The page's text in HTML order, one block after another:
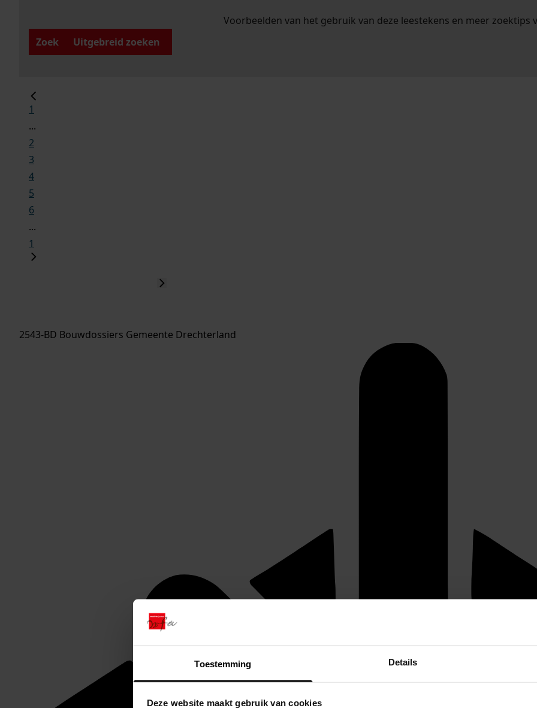
Toestemming Details
Deze website maakt gebruik van cookies
Voorbeelden van het gebruik van deze leestekens en meer zoektips
Zoek
Uitgebreid zoeken
1
...
2
3
4
5
6
...
1
2543-BD Bouwdossiers Gemeente Drechterland